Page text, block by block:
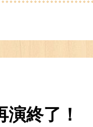
演終了！